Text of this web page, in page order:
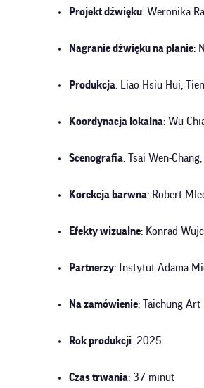
Projekt dźwięku: Weronika
Nagranie dźwięku na planie:
Produkcja: Liao Hsiu Hui,
Koordynacja lokalna: Wu
Scenografia: Tsai Wen-
Korekcja barwna: Robert
Efekty wizualne: Konrad
Partnerzy: Instytut Adama
Na zamówienie: Taichung Art
Rok produkcji: 2025
Czas trwania: 37 minut